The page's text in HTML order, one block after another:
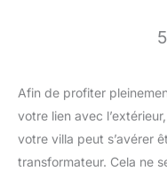
Afin de profiter
votre lien avec
votre villa peut s’avérer
transformateur. Cela ne